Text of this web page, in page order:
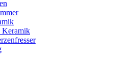
Keramik